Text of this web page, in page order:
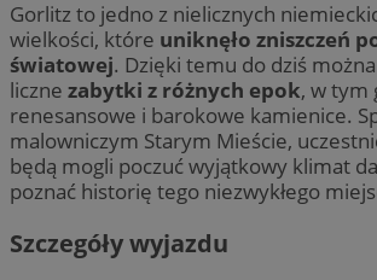
Gorlitz to jedno z nielicznych
wielkości, które uniknęło zniszczeń
światowej. Dzięki temu do dziś
liczne zabytki z różnych epok, w tym
renesansowe i barokowe kamienice.
malowniczym Starym Mieście,
będą mogli poczuć wyjątkowy klimat
poznać historię tego niezwykłego
Szczegóły wyjazdu